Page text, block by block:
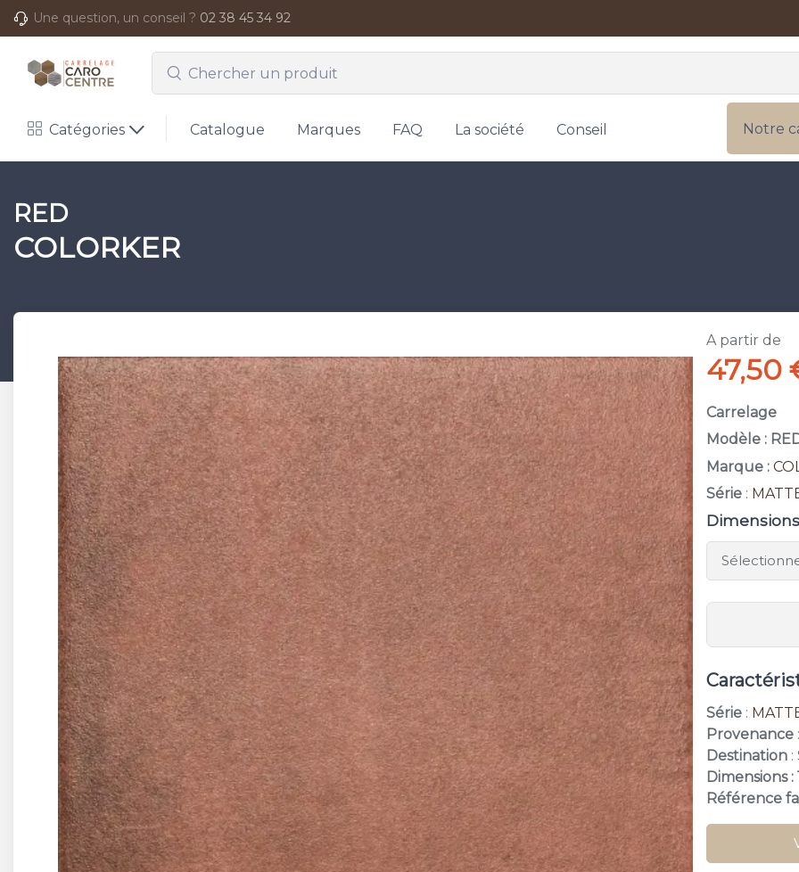
Une question, un conseil ? 02 38 45 34 92
Catégories Catalogue Marques FAQ La société Conseil Notre
RED
COLORKER
A partir de
47,50
Carrelage
Modèle :
Marque :
Série :
Dimensions
Série :
Provenance
Destination :
Dimensions :
Référence